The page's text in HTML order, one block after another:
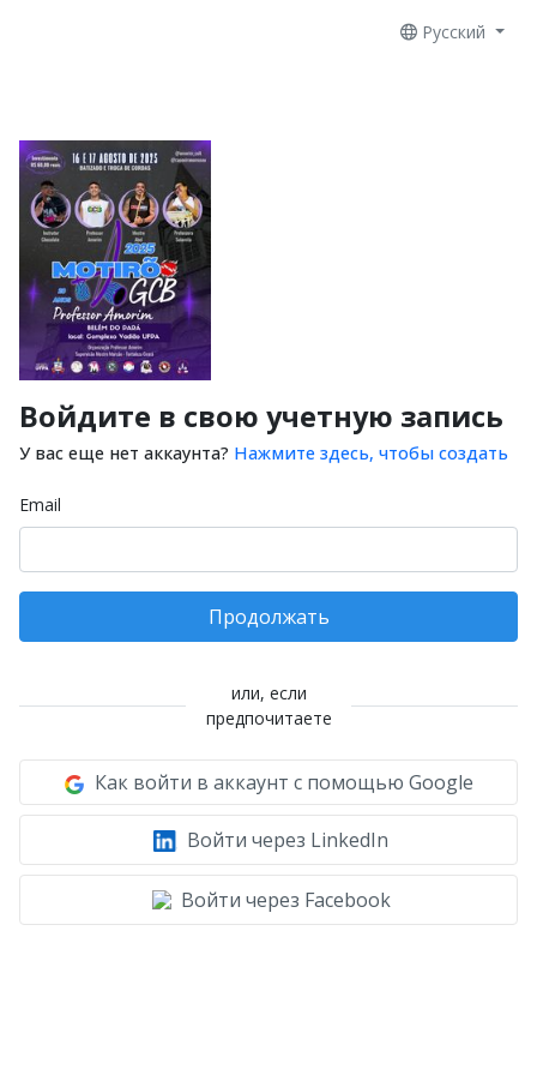
Русский
Войдите в свою учетную запись
У вас еще нет аккаунта? Нажмите здесь, чтобы создать
Email
Продолжать
или, если
предпочитаете
Как войти в аккаунт с помощью Google
Войти через LinkedIn
Войти через Facebook